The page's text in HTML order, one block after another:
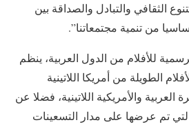
الثقافي والتبادل والصداقة بين
من تنمية مجتمعاتنا”.
للأفلام من الدول العربية، ينظم
الطويلة من أمريكا اللاتينية
العربية والأمريكية اللاتينية، فضلا عن
تم عرضها على مدار التسعينات